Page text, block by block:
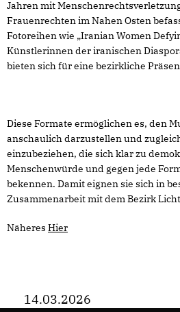
Jahren mit
Frauenrechten im Nahen Osten
Fotoreihen wie „Iranian Women
Künstlerinnen der iranischen
bieten sich für eine bezirkliche
Diese Formate ermöglichen es, den
anschaulich darzustellen und
einzubeziehen, die sich klar zu
Menschenwürde und gegen jede
bekennen. Damit eignen sie sich in
Zusammenarbeit mit dem Bezirk
Näheres Hier
14.03.2026